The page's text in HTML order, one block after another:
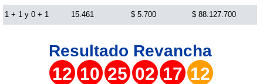
Extra de Colombia
Antioqueñita Día
1 + 1 y 0 + 1 15.461 $ 5.700 $ 88.127.700
Resultado Revancha
12 10 25 02 17 12